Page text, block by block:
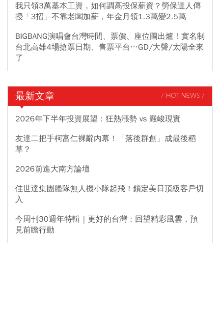
我只領3萬基本工資，如何調高投保薪資？勞保達人傳
授「3招」不靠老闆加薪，年金月領1.3萬變2.5萬
BIGBANG演唱會台灣時間、票價、座位圖出爐！實名制
台北高雄4場搶票日期、售票平台…GD/大聲/太陽全來
了
最新文章 / HOT NEWS /
2026年下半年投資展望：狂熱漲勢 vs 嚴峻現實
友達二把手柯富仁裸辭內幕！「落後群創」成最後稻
草？
2026前進大南方論壇
佳世達集團艦隊無人機小隊起飛！鎖定美日頂級客戶切
入
今周刊30週年特輯｜更好的台灣：回望精彩風雲，預
見前瞻行動